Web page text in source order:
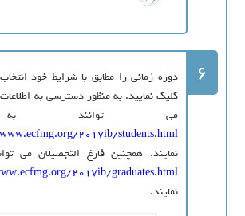
6
کلیک نمایید. به منظور دسترسی به
می توانند
2017ib/students.html
نمایند. همچنین فارغ التجصیلان می
2017ib/graduates.html
نمایند.